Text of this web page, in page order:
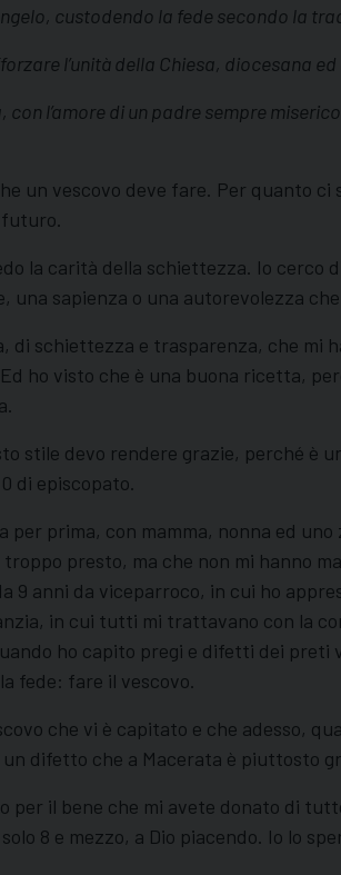
custodendo la fede secondo la
l’unità della Chiesa, diocesana
con l’amore di un padre sempre
un vescovo deve fare. Per quanto
la carità della schiettezza. Io cerco
una sapienza o una autorevolezza
di schiettezza e trasparenza, che mi
ho visto che è una buona ricetta,
stile devo rendere grazie, perché è
di episcopato.
per prima, con mamma, nonna ed
presto, ma che non mi hanno
9 anni da viceparroco, in cui ho
in cui tutti mi trattavano con la
ho capito pregi e difetti dei
fede: fare il vescovo.
che vi è capitato e che adesso,
difetto che a Macerata è piuttosto
per il bene che mi avete donato di
8 e mezzo, a Dio piacendo. Io lo